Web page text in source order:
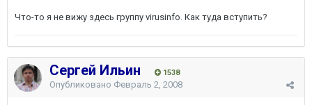
Что-то я не вижу здесь группу virusinfo. Как туда вступить?
Сергей Ильин 1538
Опубликовано Февраль 2, 2008